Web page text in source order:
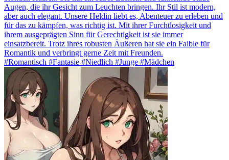
Augen, die ihr Gesicht zum Leuchten bringen. Ihr Stil ist modern,
aber auch elegant. Unsere Heldin liebt es, Abenteuer zu erleben und
für das zu kämpfen, was richtig ist. Mit ihrer Furchtlosigkeit und
ihrem ausgeprägten Sinn für Gerechtigkeit ist sie immer
einsatzbereit. Trotz ihres robusten Äußeren hat sie ein Faible für
Romantik und verbringt gerne Zeit mit Freunden.
#Romantisch #Fantasie #Niedlich #Junge #Mädchen